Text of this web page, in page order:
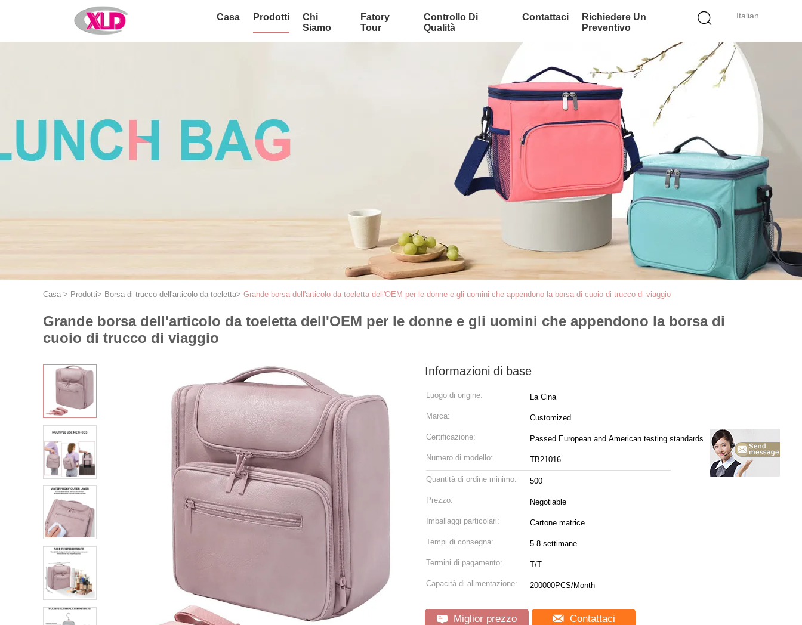
Italian
Casa Prodotti
Chi
Siamo
Fatory
Tour
Controllo Di
Qualità
Contattaci
Richiedere Un
Preventivo
Casa > Prodotti> Borsa di trucco dell'articolo da toeletta> Grande borsa dell'articolo da toeletta dell'OEM per le donne e gli uomini che appendono la borsa di cuoio di trucco di viaggio
Grande borsa dell'articolo da toeletta dell'OEM per le donne e gli uomini che appendono la borsa di
cuoio di trucco di viaggio
Informazioni di base
Luogo di origine: La Cina
Marca: Customized
Certificazione: Passed European and American testing standards
Numero di modello: TB21016
Quantità di ordine minimo: 500
Prezzo: Negotiable
Imballaggi particolari: Cartone matrice
Tempi di consegna: 5-8 settimane
Termini di pagamento: T/T
Capacità di alimentazione: 200000PCS/Month
Miglior prezzo Contattaci